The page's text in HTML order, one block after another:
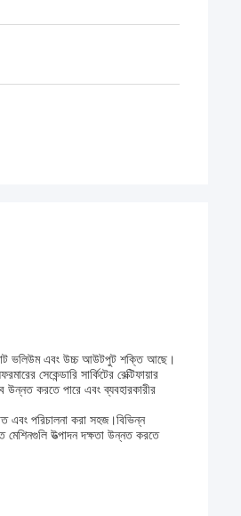
ছোট ভলিউম এবং উচ্চ আউটপুট শক্তি আছে।
সেকেন্ডারি সার্কিটের রেক্টিফায়ার
উন্নত করতে পারে এবং ব্যবহারকারীর
এবং পরিচালনা করা সহজ।বিভিন্ন
উত্পাদন দক্ষতা উন্নত করতে